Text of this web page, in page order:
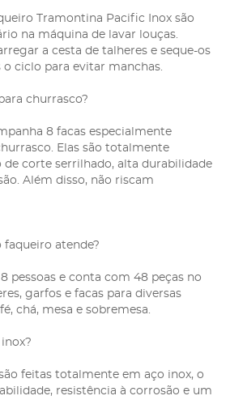
Tramontina Pacific Inox são
na máquina de lavar louças.
a cesta de talheres e seque-os
ciclo para evitar manchas.
churrasco?
8 facas especialmente
Elas são totalmente
corte serrilhado, alta durabilidade
Além disso, não riscam
faqueiro atende?
pessoas e conta com 48 peças no
garfos e facas para diversas
chá, mesa e sobremesa.
feitas totalmente em aço inox, o
resistência à corrosão e um